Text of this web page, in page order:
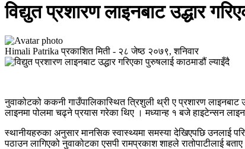
विद्युत प्रशारण लाइनबाट उद्धार
Himali Patrika प्रकाशित मिती - २८ जेष्ठ २०७९, शनिवार
नुवाकोटको ककनी गाउँपालिकास्थित त्रिशुली थ्री ए प्रशारण लाइनबाट
लाइनमा पोलमा चढ्ने प्रयास गरेका थिए । मध्यान्ह १ बजे हाइटेन्सन
स्थानीयहरुका अनुसार मानसिक स्वास्थ्यमा समस्या देखिएपछि उनलाई
पठाउन लागिएको नुवाकोटका एसपी रामप्रकाश शाहले रातोपाटीलाई